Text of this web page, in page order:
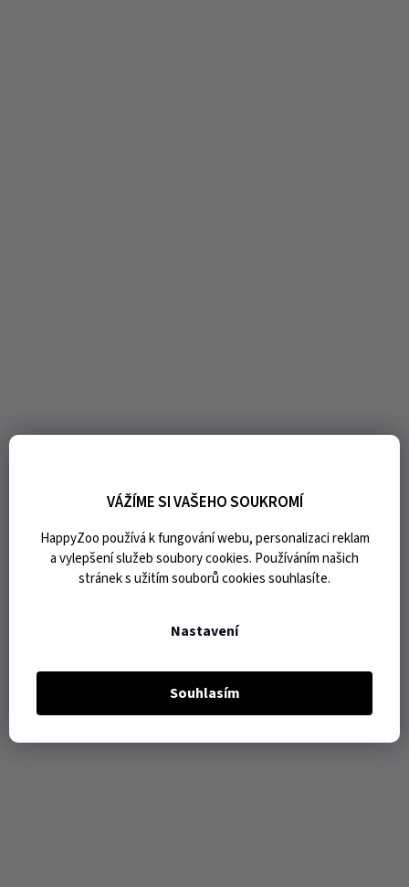
VÁŽÍME SI VAŠEHO SOUKROMÍ
HappyZoo používá k fungování webu, personalizaci reklam
a vylepšení služeb soubory cookies. Používáním našich
stránek s užitím souborů cookies souhlasíte.
Nastavení
Souhlasím